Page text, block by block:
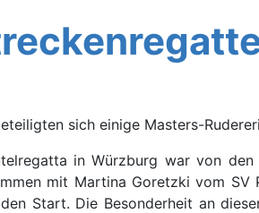
sich einige Masters-
in Würzburg war von
mit Martina Goretzki vom
Start. Die Besonderheit an